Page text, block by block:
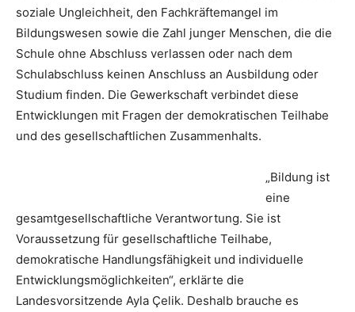
soziale Ungleichheit, den Fachkräftemangel im
Bildungswesen sowie die Zahl junger Menschen, die die
Schule ohne Abschluss verlassen oder nach dem
Schulabschluss keinen Anschluss an Ausbildung oder
Studium finden. Die Gewerkschaft verbindet diese
Entwicklungen mit Fragen der demokratischen Teilhabe
und des gesellschaftlichen Zusammenhalts.
„Bildung ist
eine
gesamtgesellschaftliche Verantwortung. Sie ist
Voraussetzung für gesellschaftliche Teilhabe,
demokratische Handlungsfähigkeit und individuelle
Entwicklungsmöglichkeiten“, erklärte die
Landesvorsitzende Ayla Çelik. Deshalb brauche es